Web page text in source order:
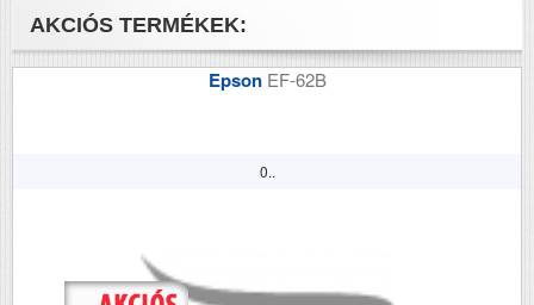
AKCIÓS TERMÉKEK:
Epson EF-62B
0..